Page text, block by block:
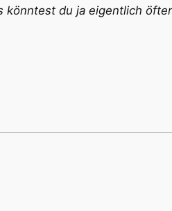
könntest du ja eigentlich